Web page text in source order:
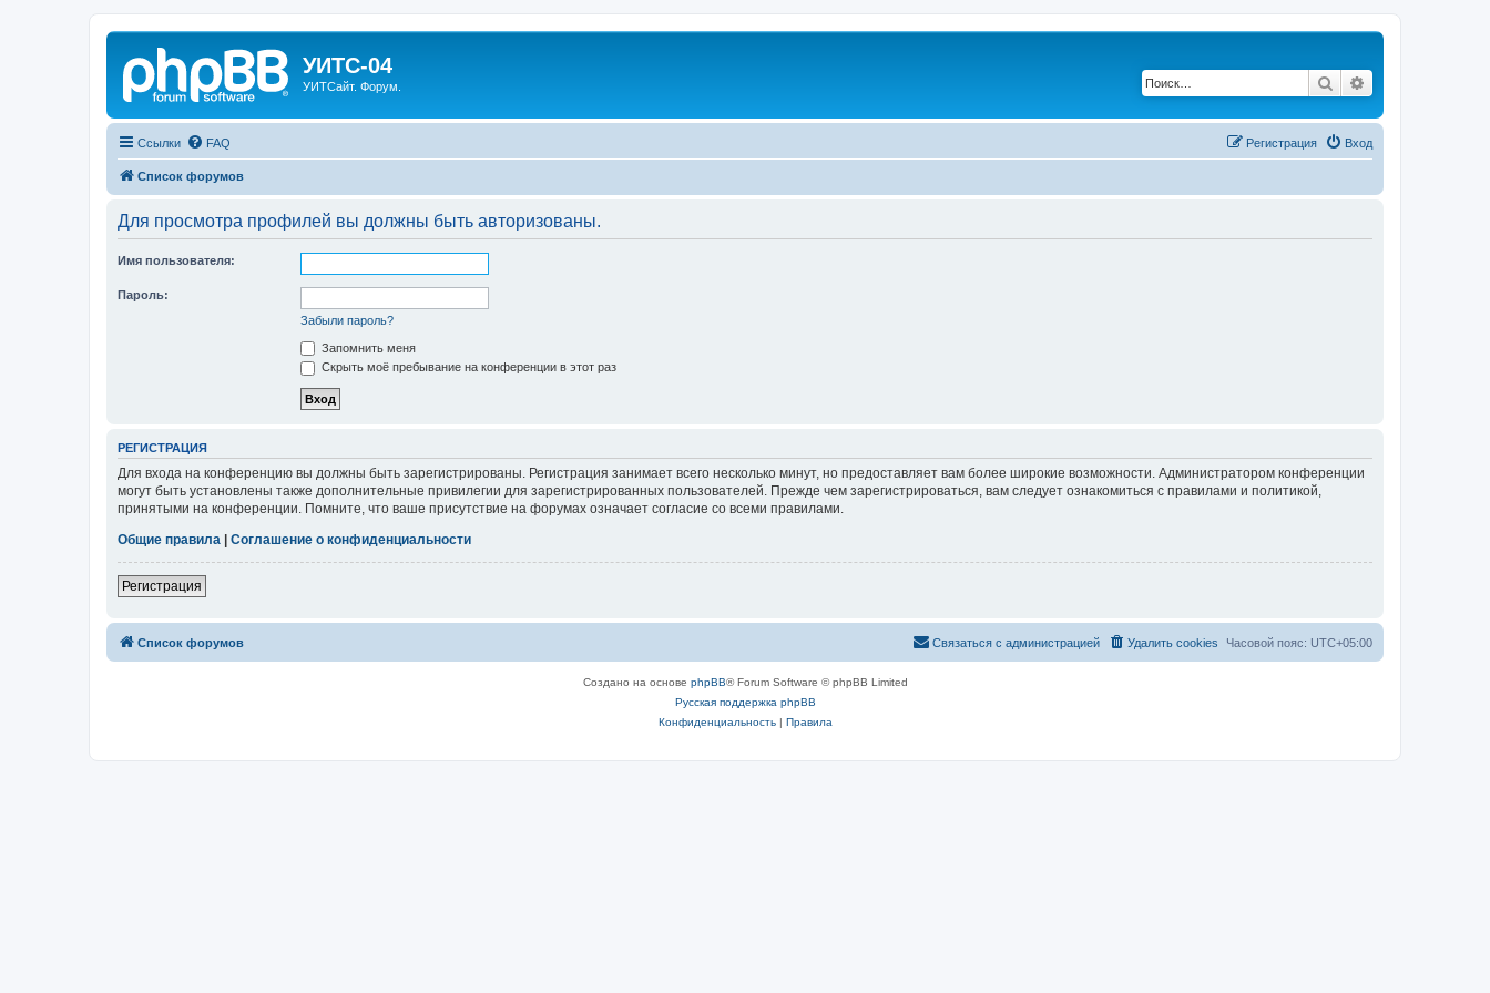
УИТС-04
УИТСайт. Форум. Поиск
Ссылки FAQ Вход
Регистрация
Список форумов
Для просмотра профилей вы должны быть авторизованы.
Имя пользователя:
Пароль:
Забыли пароль?
Запомнить меня
Скрыть моё пребывание на конференции в этот раз
РЕГИСТРАЦИЯ
Для входа на конференцию вы должны быть зарегистрированы. Регистрация занимает всего несколько минут, но предоставляет вам более широкие возможности. Администратором конференции
могут быть установлены также дополнительные привилегии для зарегистрированных пользователей. Прежде чем зарегистрироваться, вам следует ознакомиться с правилами и политикой,
принятыми на конференции. Помните, что ваше присутствие на форумах означает согласие со всеми правилами.
Общие правила
Соглашение о конфиденциальности
Регистрация
Список форумов Часовой пояс: UTC+05:00
Удалить cookies
Связаться с администрацией
Создано на основе phpBB® Forum Software © phpBB Limited
Русская поддержка phpBB
Конфиденциальность| Правила